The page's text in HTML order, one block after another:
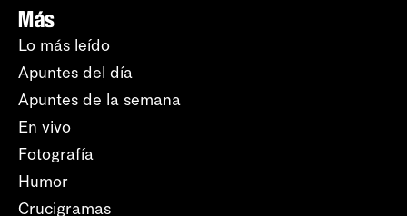
Más
Lo más leído
Apuntes del día
Apuntes de la semana
En vivo
Fotografía
Humor
Crucigramas